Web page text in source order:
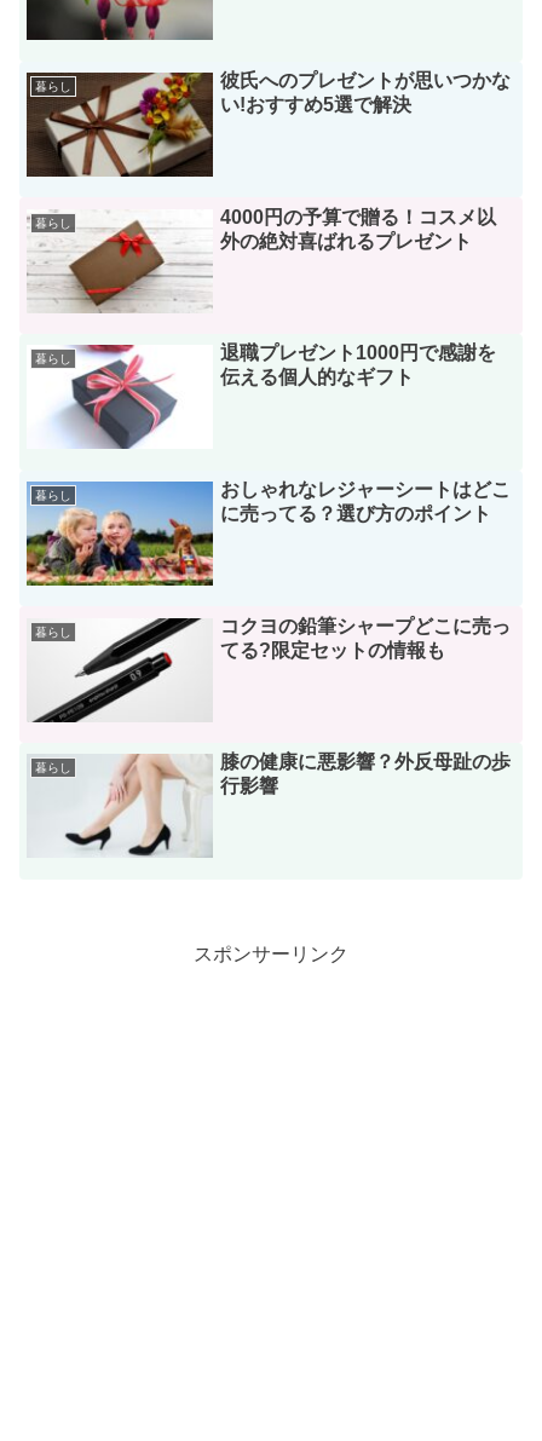
暮らし
彼氏へのプレゼントが思いつかな
い!おすすめ5選で解決
暮らし
4000円の予算で贈る！コスメ以
外の絶対喜ばれるプレゼント
暮らし
退職プレゼント1000円で感謝を
伝える個人的なギフト
暮らし
おしゃれなレジャーシートはどこ
に売ってる？選び方のポイント
暮らし
コクヨの鉛筆シャープどこに売っ
てる?限定セットの情報も
暮らし
膝の健康に悪影響？外反母趾の歩
行影響
スポンサーリンク